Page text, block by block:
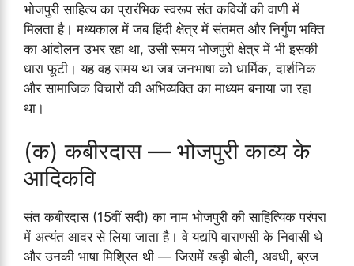
भोजपुरी साहित्य का प्रारंभिक स्वरूप संत कवियों की वाणी में
मिलता है। मध्यकाल में जब हिंदी क्षेत्र में संतमत और निर्गुण भक्ति
का आंदोलन उभर रहा था, उसी समय भोजपुरी क्षेत्र में भी इसकी
धारा फूटी। यह वह समय था जब जनभाषा को धार्मिक, दार्शनिक
और सामाजिक विचारों की अभिव्यक्ति का माध्यम बनाया जा रहा
था।
(क) कबीरदास — भोजपुरी काव्य के
आदिकवि
संत कबीरदास (15वीं सदी) का नाम भोजपुरी की साहित्यिक परंपरा
में अत्यंत आदर से लिया जाता है। वे यद्यपि वाराणसी के निवासी थे
और उनकी भाषा मिश्रित थी — जिसमें खड़ी बोली, अवधी, ब्रज